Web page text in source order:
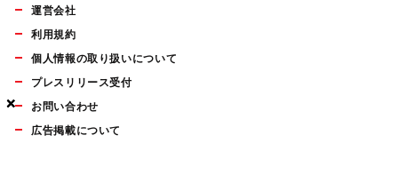
×
×
×
運営会社
利用規約
個人情報の取り扱いについて
プレスリリース受付
お問い合わせ
広告掲載について